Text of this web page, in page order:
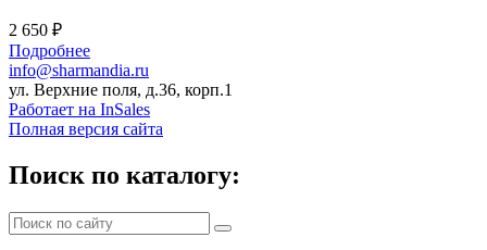
2 650 ₽
Подробнее
info@sharmandia.ru
ул. Верхние поля, д.36, корп.1
Работает на InSales
Полная версия сайта
Поиск по каталогу: